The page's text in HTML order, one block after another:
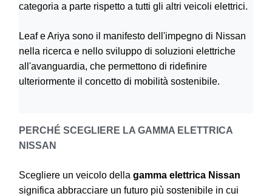
categoria a parte rispetto a tutti gli altri veicoli elettrici.
Leaf e Ariya sono il manifesto dell'impegno di Nissan
nella ricerca e nello sviluppo di soluzioni elettriche
all'avanguardia, che permettono di ridefinire
ulteriormente il concetto di mobilità sostenibile.
PERCHÉ SCEGLIERE LA GAMMA ELETTRICA
NISSAN
Scegliere un veicolo della gamma elettrica Nissan
significa abbracciare un futuro più sostenibile in cui